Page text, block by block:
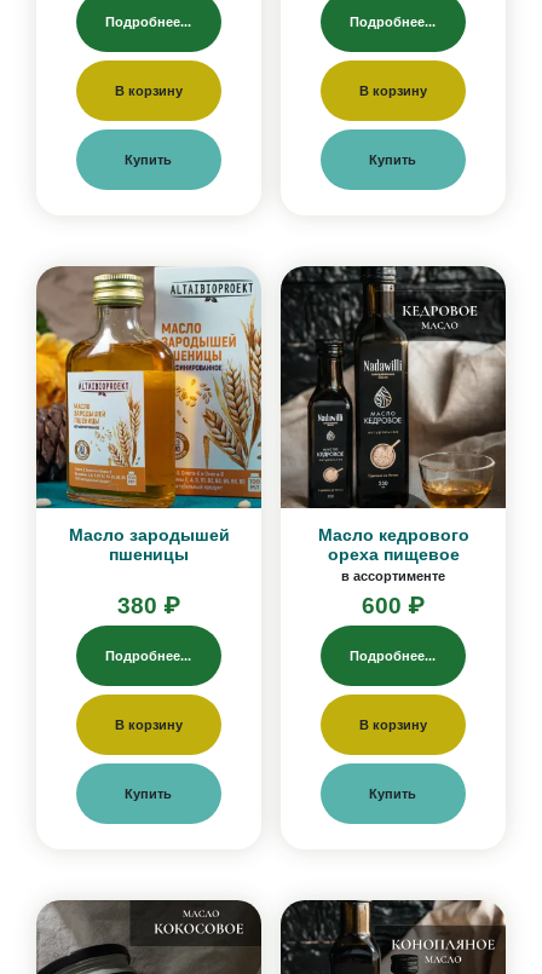
Подробнее...
В корзину
Купить
Подробнее...
В корзину
Купить
Масло зародышей
пшеницы
380 ₽
Подробнее...
В корзину
Купить
Масло кедрового
ореха пищевое
в ассортименте
600 ₽
Подробнее...
В корзину
Купить